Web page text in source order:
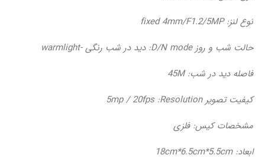
نوع لنز: fixed 4mm/F1.2/5MP
حالت شب و روز D/N mode: دید در شب رنگی -warmlight
فاصله دید در شب: 45M
کیفیت تصویر 5mp / 20fps :Resolution
مشخصات کیس: فلزی
ابعاد: 18cm*6.5cm*5.5cm